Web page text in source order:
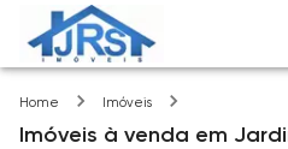
Home Imóveis
Imóveis à venda em